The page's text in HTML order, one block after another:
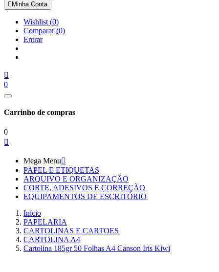
 Minha Conta
Wishlist (0)
Comparar(0)
Entrar

0
Carrinho de compras
0

Mega Menu
PAPEL E ETIQUETAS
ARQUIVO E ORGANIZAÇÃO
CORTE, ADESIVOS E CORREÇÃO
EQUIPAMENTOS DE ESCRITÓRIO
Início
PAPELARIA
CARTOLINAS E CARTOES
CARTOLINA A4
Cartolina 185gr 50 Folhas A4 Canson Iris Kiwi